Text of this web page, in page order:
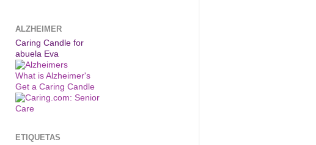
ALZHEIMER
Caring Candle for
abuela Eva
What is Alzheimer's
Get a Caring Candle
ETIQUETAS